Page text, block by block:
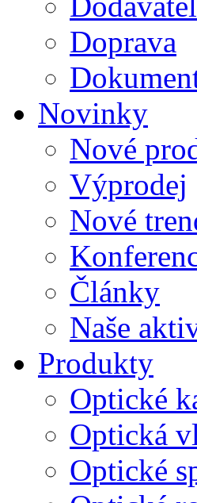
Doprava
Novinky
Nové
Výprodej
Nové
Články
Naše
Produkty
Optické
Optická
Optické